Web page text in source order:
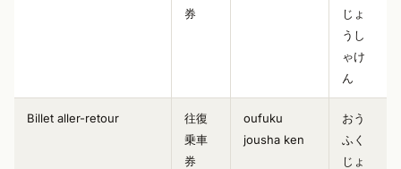
券
じょ
うし
ゃけ
ん
Billet aller-retour
往復
乗車
券
oufuku
jousha ken
おう
ふく
じょ